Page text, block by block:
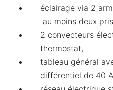
Demande de
Merci de compléter
éclairage via 2
au moins deux
2 convecteurs
thermostat,
tableau général
différentiel de 40